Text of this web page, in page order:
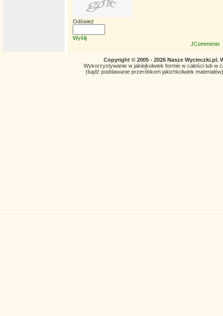
Odśwież
Wyślij
JComments
Copyright © 2005 - 2026 Nasze Wycieczki.pl.
Wykorzystywanie w jakiejkolwiek formie w całości lub w
(bądź poddawanie przeróbkom jakichkolwiek